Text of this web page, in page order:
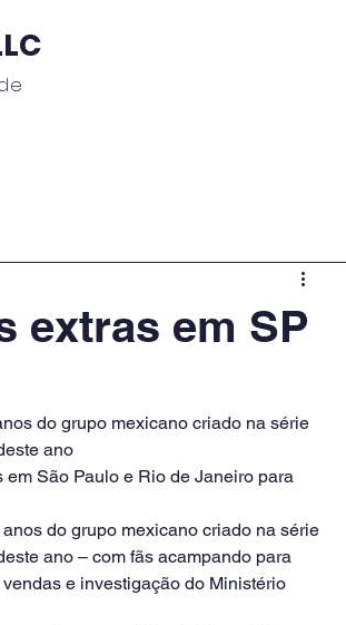
extras em SP
do grupo mexicano criado na série
ano
São Paulo e Rio de Janeiro para
do grupo mexicano criado na série
ano – com fãs acampando para
e investigação do Ministério